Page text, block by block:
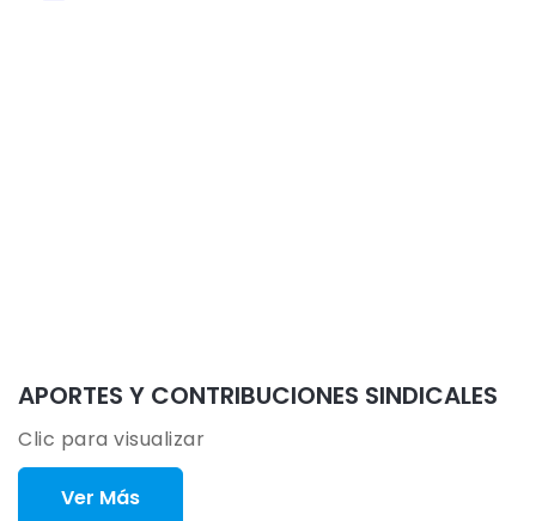
APORTES Y CONTRIBUCIONES SINDICALES
Clic para visualizar
Ver Más